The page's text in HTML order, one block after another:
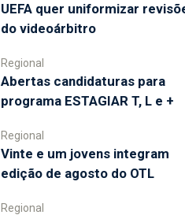
UEFA quer uniformizar
do videoárbitro
Regional
Abertas candidaturas para
programa ESTAGIAR T, L e +
Regional
Vinte e um jovens integram
edição de agosto do OTL
Regional